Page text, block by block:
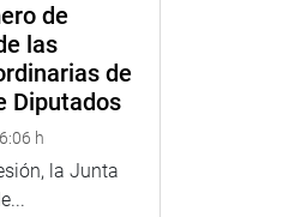
de
las
de
Diputados
h
la Junta